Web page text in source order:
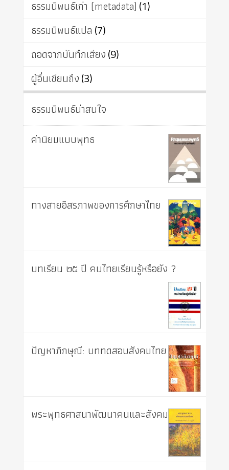
ธรรมนิพนธ์เก่า (metadata) (1)
ธรรมนิพนธ์แปล (7)
ถอดจากบันทึกเสียง(9)
ผู้อื่นเขียนถึง(3)
ธรรมนิพนธ์น่าสนใจ
ค่านิยมแบบพุทธ
ทางสายอิสรภาพของการศึกษาไทย
บทเรียน ๒๕ ปี คนไทยเรียนรู้หรือยัง ?
ปัญหาภิกษุณี: บททดสอบสังคมไทย
พระพุทธศาสนาพัฒนาคนและสังคม